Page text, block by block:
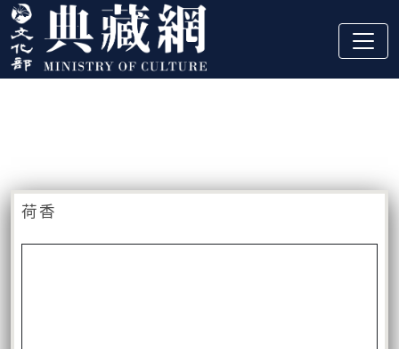
跳到主要內容
:::
荷香